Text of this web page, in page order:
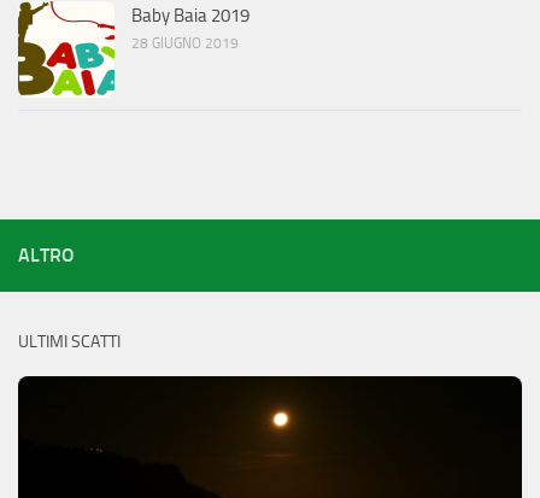
Baby Baia 2019
28 GIUGNO 2019
ALTRO
ULTIMI SCATTI